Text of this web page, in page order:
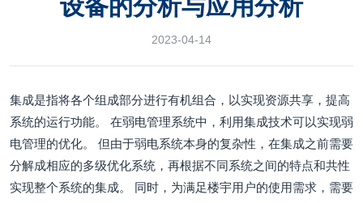
设备的分析与应用分析
2023-04-14
集成是指将各个组成部分进行有机组合，以实现资源共享，提高
系统的运行功能。 在弱电管理系统中，利用集成技术可以实现弱
电管理的优化。 但由于弱电系统本身的复杂性，在集成之前需要
分解成相应的多级优化系统，再根据不同系统之间的特点和共性
实现整个系统的集成。 同时，为满足楼宇用户的使用需求，需要